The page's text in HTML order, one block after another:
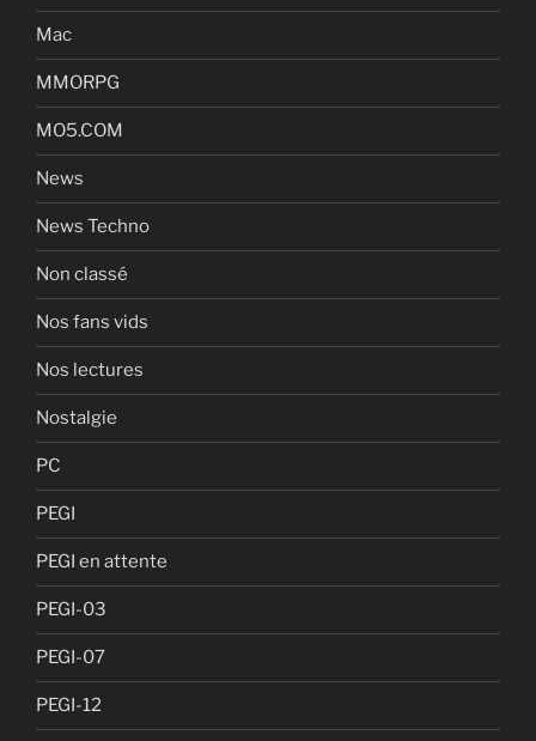
Mac
MMORPG
MO5.COM
News
News Techno
Non classé
Nos fans vids
Nos lectures
Nostalgie
PC
PEGI
PEGI en attente
PEGI-03
PEGI-07
PEGI-12